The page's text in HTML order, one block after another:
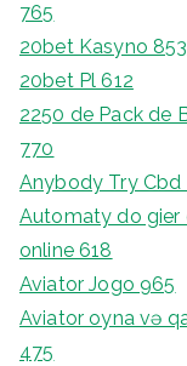
765
20bet Kasyno 853
20bet Pl 612
2250 de Pack de
770
Anybody Try Cbd
Automaty do gier
online 618
Aviator Jogo 965
Aviator oyna və
475